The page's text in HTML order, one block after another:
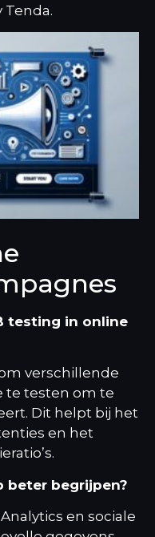
Tenda.
testing in online
verschillende
te testen om te
Dit helpt bij het
en het
beter begrijpen?
en sociale